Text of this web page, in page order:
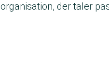
organisation, der taler